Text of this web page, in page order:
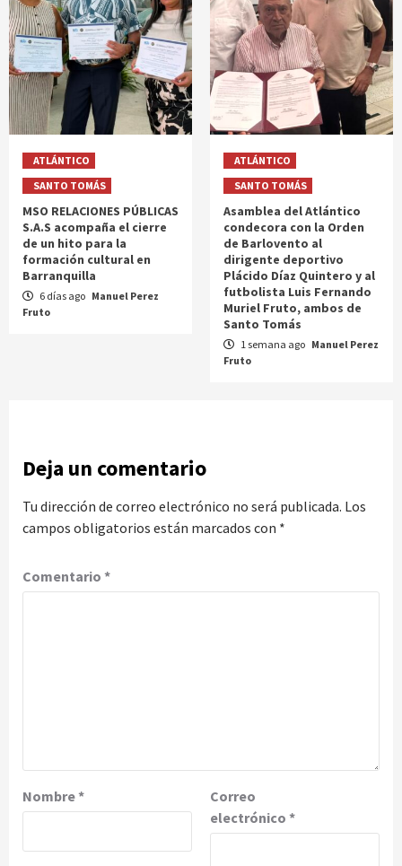
ATLÁNTICO
SANTO TOMÁS
MSO RELACIONES PÚBLICAS
S.A.S acompaña el cierre
de un hito para la
formación cultural en
Barranquilla
6 días ago Manuel Perez
Fruto
ATLÁNTICO
SANTO TOMÁS
Asamblea del Atlántico
condecora con la Orden
de Barlovento al
dirigente deportivo
Plácido Díaz Quintero y al
futbolista Luis Fernando
Muriel Fruto, ambos de
Santo Tomás
1 semana ago Manuel Perez
Fruto
Deja un comentario
Tu dirección de correo electrónico no será publicada. Los
campos obligatorios están marcados con *
Comentario *
Nombre*
Correo
electrónico *